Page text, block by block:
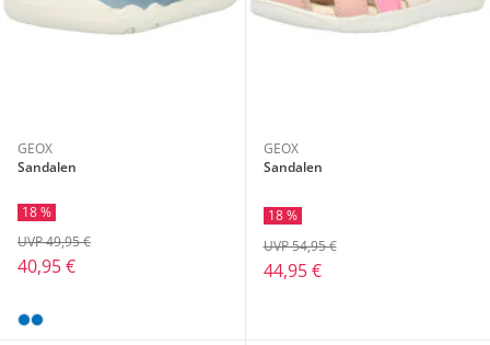
GEOX
Sandalen
18 %
40,95 €
UVP 49,95 €
GEOX
Sandalen
18 %
44,95 €
UVP 54,95 €